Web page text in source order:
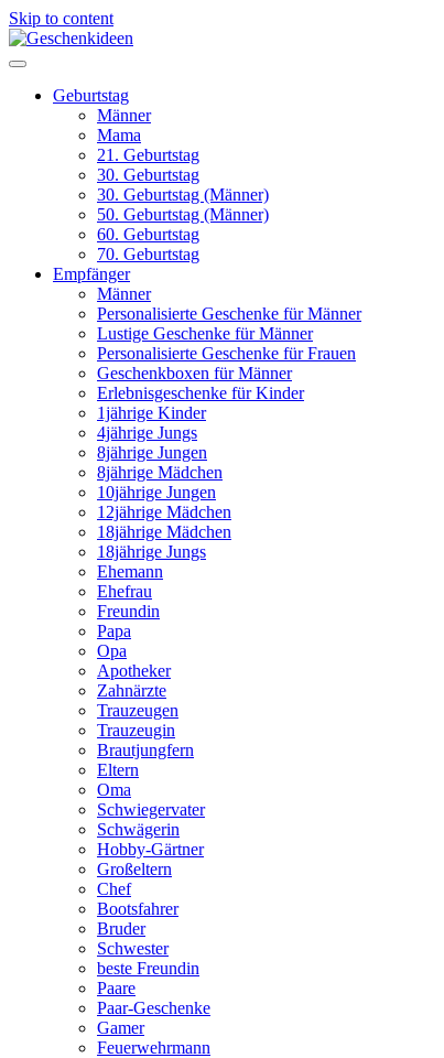
Skip to content
Geburtstag
Männer
Mama
21. Geburtstag
30. Geburtstag
30. Geburtstag (Männer)
50. Geburtstag (Männer)
60. Geburtstag
70. Geburtstag
Empfänger
Männer
Personalisierte Geschenke für Männer
Lustige Geschenke für Männer
Personalisierte Geschenke für Frauen
Geschenkboxen für Männer
Erlebnisgeschenke für Kinder
1jährige Kinder
4jährige Jungs
8jährige Jungen
8jährige Mädchen
10jährige Jungen
12jährige Mädchen
18jährige Mädchen
18jährige Jungs
Ehemann
Ehefrau
Freundin
Papa
Opa
Apotheker
Zahnärzte
Trauzeugen
Trauzeugin
Brautjungfern
Eltern
Oma
Schwiegervater
Schwägerin
Hobby-Gärtner
Großeltern
Chef
Bootsfahrer
Bruder
Schwester
beste Freundin
Paare
Paar-Geschenke
Gamer
Feuerwehrmann